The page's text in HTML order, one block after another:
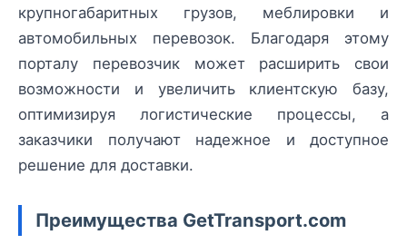
крупногабаритных грузов, меблировки и
автомобильных перевозок. Благодаря этому
порталу перевозчик может расширить свои
возможности и увеличить клиентскую базу,
оптимизируя логистические процессы, а
заказчики получают надежное и доступное
решение для доставки.
Преимущества GetTransport.com